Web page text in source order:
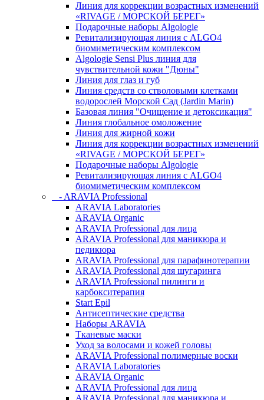
Линия для коррекции возрастных изменений
«RIVAGE / МОРСКОЙ БЕРЕГ»
Подарочные наборы Algologie
Ревитализирующая линия с ALGO4
биомиметическим комплексом
Algologie Sensi Plus линия для
чувcтвительной кожи "Дюны"
Линия для глаз и губ
Линия средств со стволовыми клетками
водорослей Морской Сад (Jardin Marin)
Базовая линия "Очищение и детоксикация"
Линия глобальное омоложение
Линия для жирной кожи
Линия для коррекции возрастных изменений
«RIVAGE / МОРСКОЙ БЕРЕГ»
Подарочные наборы Algologie
Ревитализирующая линия с ALGO4
биомиметическим комплексом
- ARAVIA Professional
ARAVIA Laboratories
ARAVIA Organic
ARAVIA Professional для лица
ARAVIA Professional для маникюра и
педикюра
ARAVIA Professional для парафинотерапии
ARAVIA Professional для шугаринга
ARAVIA Professional пилинги и
карбокситерапия
Start Epil
Антисептические средства
Наборы ARAVIA
Тканевые маски
Уход за волосами и кожей головы
ARAVIA Professional полимерные воски
ARAVIA Laboratories
ARAVIA Organic
ARAVIA Professional для лица
ARAVIA Professional для маникюра и